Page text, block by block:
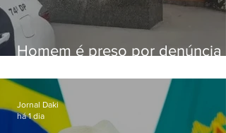
Homem é preso por denúncia
Alcântara
Jornal Daki
há 1 dia